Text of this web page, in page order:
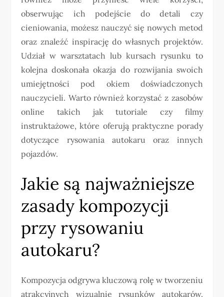
obserwując ich podejście do detali czy
cieniowania, możesz nauczyć się nowych metod
oraz znaleźć inspirację do własnych projektów.
Udział w warsztatach lub kursach rysunku to
kolejna doskonała okazja do rozwijania swoich
umiejętności pod okiem doświadczonych
nauczycieli. Warto również korzystać z zasobów
online takich jak tutoriale czy filmy
instruktażowe, które oferują praktyczne porady
dotyczące rysowania autokaru oraz innych
pojazdów.
Jakie są najważniejsze
zasady kompozycji
przy rysowaniu
autokaru?
Kompozycja odgrywa kluczową rolę w tworzeniu
atrakcyjnych wizualnie rysunków autokarów.